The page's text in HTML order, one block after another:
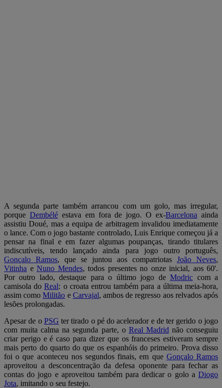
A segunda parte também arrancou com um golo, mas irregular,
porque Dembéléestava em fora de jogo. O ex-Barcelona ainda
assistiu Doué, mas a equipa de arbitragem invalidou imediatamente
o lance. Com o jogo bastante controlado, Luis Enrique começou já a
pensar na final e em fazer algumas poupanças, tirando titulares
indiscutíveis, tendo lançado ainda para jogo outro português,
Gonçalo Ramos, que se juntou aos compatriotas João Neves,
Vitinha e Nuno Mendes, todos presentes no onze inicial, aos 60'.
Por outro lado, destaque para o último jogo deModric com a
camisola doReal: o croata entrou também para a última meia-hora,
assim comoMilitão e Carvajal, ambos de regresso aos relvados após
lesões prolongadas.
Apesar de o PSG ter tirado o pé do acelerador e de ter gerido o jogo
com muita calma na segunda parte, o Real Madrid não conseguiu
criar perigo e é caso para dizer que os franceses estiveram sempre
mais perto do quarto do que os espanhóis do primeiro. Prova disso
foi o que aconteceu nos segundos finais, em que Gonçalo Ramos
aproveitou a desconcentração da defesa oponente para fechar as
contas do jogo e aproveitou também para dedicar o golo a Diogo
Jota, imitando o seu festejo.